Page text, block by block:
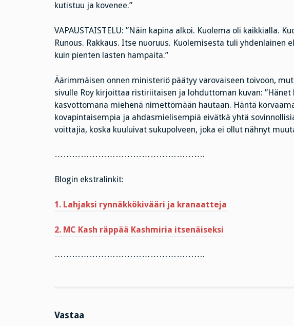
kutistuu ja kovenee.”
VAPAUSTAISTELU: ”Näin kapina alkoi. Kuolema oli kaikkialla.
Runous. Rakkaus. Itse nuoruus. Kuolemisesta tuli yhdenlainen
kuin pienten lasten hampaita.”
Äärimmäisen onnen ministeriö päätyy varovaiseen toivoon,
sivulle Roy kirjoittaa ristiriitaisen ja lohduttoman kuvan:
kasvottomana miehenä nimettömään hautaan. Häntä
kovapintaisempia ja ahdasmielisempiä eivätkä yhtä
voittajia, koska kuuluivat sukupolveen, joka ei ollut nähnyt
…………………………………………….
Blogin ekstralinkit:
1. Lahjaksi rynnäkkökivääri ja kranaatteja
2. MC Kash räppää Kashmiria itsenäiseksi
…………………………………………….
Vastaa